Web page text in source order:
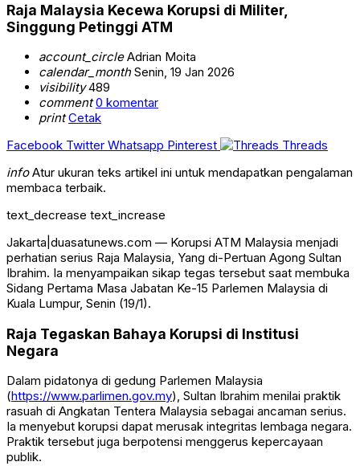
Raja Malaysia Kecewa Korupsi di Militer,
Singgung Petinggi ATM
account_circleAdrian Moita
calendar_monthSenin, 19 Jan 2026
visibility489
comment 0 komentar
print Cetak
Facebook Twitter Whatsapp Pinterest
Threads
infoAtur ukuran teks artikel ini untuk mendapatkan pengalaman
membaca terbaik.
text_decrease text_increase
Jakarta|duasatunews.com — Korupsi ATM Malaysia menjadi
perhatian serius Raja Malaysia, Yang di-Pertuan Agong Sultan
Ibrahim. Ia menyampaikan sikap tegas tersebut saat membuka
Sidang Pertama Masa Jabatan Ke-15 Parlemen Malaysia di
Kuala Lumpur, Senin (19/1).
Raja Tegaskan Bahaya Korupsi di Institusi
Negara
Dalam pidatonya di gedung Parlemen Malaysia
(https://www.parlimen.gov.my), Sultan Ibrahim menilai praktik
rasuah di Angkatan Tentera Malaysia sebagai ancaman serius.
Ia menyebut korupsi dapat merusak integritas lembaga negara.
Praktik tersebut juga berpotensi menggerus kepercayaan
publik.